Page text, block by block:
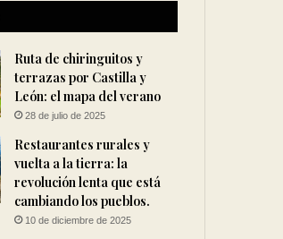
Ruta de chiringuitos y
terrazas por Castilla y
León: el mapa del verano
28 de julio de 2025
Restaurantes rurales y
vuelta a la tierra: la
revolución lenta que está
cambiando los pueblos.
10 de diciembre de 2025